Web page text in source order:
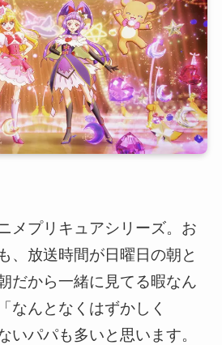
メプリキュアシリーズ。お
、放送時間が日曜日の朝と
だから一緒に見てる暇なん
んとなくはずかしく
パパも多いと思います。